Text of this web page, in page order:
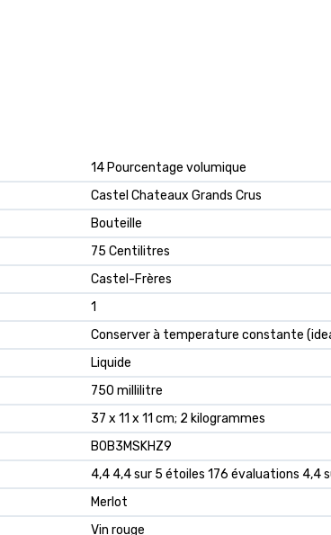
‎14 Pourcentage volumique
‎Castel Chateaux Grands Crus
‎Bouteille
‎75 Centilitres
‎Castel-Frères
‎1
‎Conserver à temperature constante
‎Liquide
‎750 millilitre
‎37 x 11 x 11 cm; 2 kilogrammes
B0B3MSKHZ9
4,4 4,4 sur 5 étoiles 176 évaluations 4,4
Merlot
Vin rouge